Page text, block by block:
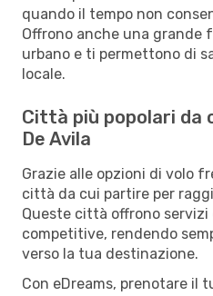
quando il tempo non
Offrono anche una grande
urbano e ti permettono di
locale.
Città più popolari da
De Avila
Grazie alle opzioni di volo
città da cui partire per
Queste città offrono
competitive, rendendo
verso la tua destinazione.
Con eDreams, prenotare il